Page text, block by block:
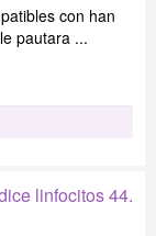
con han
pautara ...
linfocitos 44.